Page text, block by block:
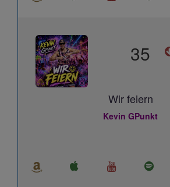
35
Wir feiern
Kevin GPunkt